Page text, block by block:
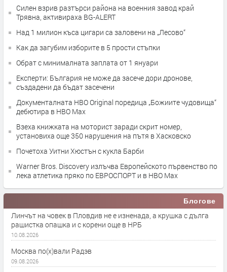
Силен взрив разтърси района на военния завод край
Трявна, активираха BG-ALERT
Над 1 милион къса цигари са заловени на „Лесово“
Как да загубим изборите в 5 прости стъпки
Обрат с минималната заплата от 1 януари
Експерти: България не може да засече дори дронове,
създадени да бъдат засечени
Документалната HBO Original поредица „Божиите чудовища“
дебютира в HBO Max
Взеха книжката на моторист заради скрит номер,
установиха още 350 нарушения на пътя в Хасковско
Почетоха Уитни Хюстън с кукла Барби
Warner Bros. Discovery излъчва Европейското първенство по
лека атлетика пряко по ЕВРОСПОРТ и в НВО Мах
Блогове
Линчът на човек в Пловдив не е изненада, а крушка с дълга
рашистка опашка и с корени още в НРБ
10.08.2026
Москва по(х)вали Радэв
09.08.2026